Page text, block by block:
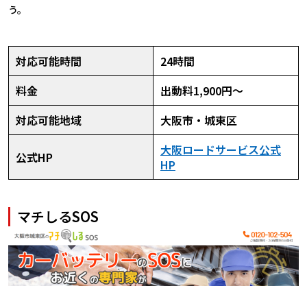
う。
対応可能時間
24時間
料金
出動料1,900円〜
対応可能地域
大阪市・城東区
公式HP
大阪ロードサービス公式
HP
マチしるSOS